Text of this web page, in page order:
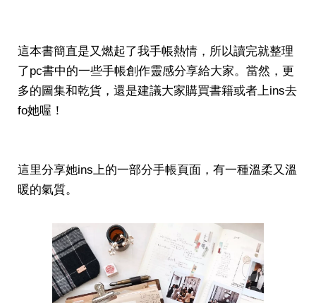
這本書簡直是又燃起了我手帳熱情，所以讀完就整理
了pc書中的一些手帳創作靈感分享給大家。當然，更
多的圖集和乾貨，還是建議大家購買書籍或者上ins去
fo她喔！
這里分享她ins上的一部分手帳頁面，有一種溫柔又溫
暖的氣質。